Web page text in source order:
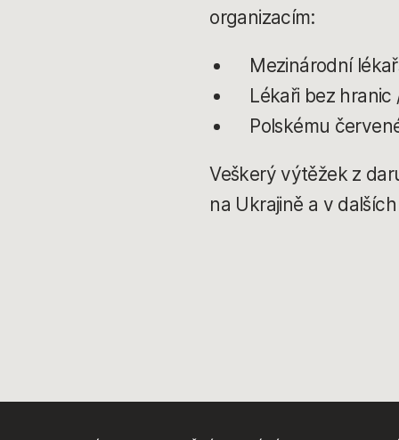
organizacím:
Mezinárodní
Lékaři bez hranic
Polskému
Veškerý výtěžek z
na Ukrajině a v